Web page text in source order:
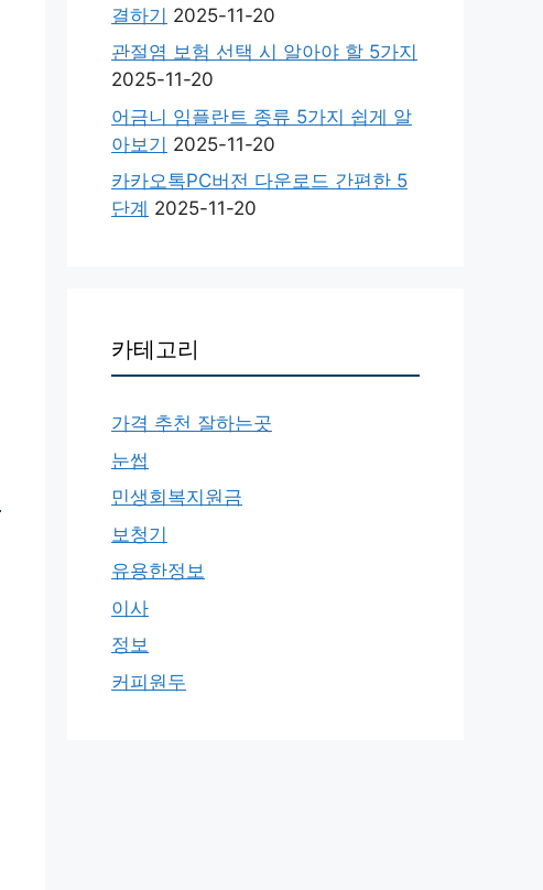
결하기 2025-11-20
관절염 보험 선택 시 알아야 할 5가지
2025-11-20
어금니 임플란트 종류 5가지 쉽게 알
아보기 2025-11-20
카카오톡PC버전 다운로드 간편한 5
단계 2025-11-20
카테고리
가격 추천 잘하는곳
눈썹
민생회복지원금
보청기
유용한정보
이사
정보
커피원두